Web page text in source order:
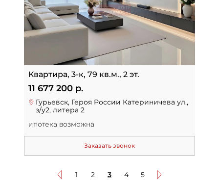
Квартира, 3-к, 79 кв.м., 2 эт.
11 677 200 р.
Гурьевск, Героя России Катериничева ул.,
з/у2, литера 2
ипотека возможна
Заказать звонок
1 2 3 4 5